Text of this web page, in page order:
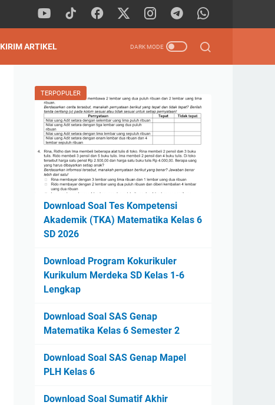
KIRIM ARTIKEL
TERPOPULER
Download Soal Tes Kompetensi
Akademik (TKA) Matematika Kelas 6
SD 2026
Download Program Kokurikuler
Kurikulum Merdeka SD Kelas 1-6
Lengkap
Download Soal SAS Genap
Matematika Kelas 6 Semester 2
Download Soal SAS Genap Mapel
PLH Kelas 6
Download Soal Sumatif Akhir